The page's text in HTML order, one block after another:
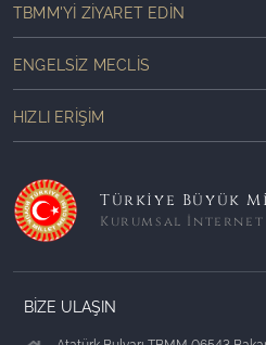
TBMM'YI ZIYARET EDIN
ENGELSIZ MECLIS
HIZLI ERIŞIM
Türkiye Büyük
Kurumsal İnternet
BİZE ULAŞIN